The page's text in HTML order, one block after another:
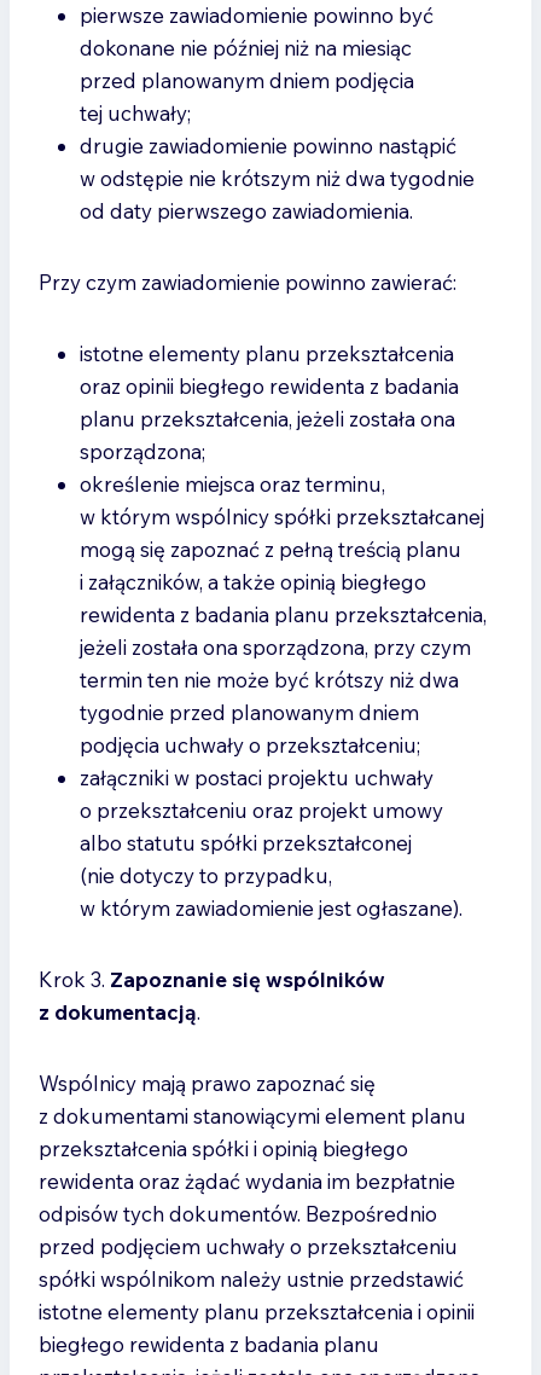
pierwsze zawiadomienie powinno być
dokonane nie później niż na miesiąc
przed planowanym dniem podjęcia
tej uchwały;
drugie zawiadomienie powinno nastąpić
w odstępie nie krótszym niż dwa tygodnie
od daty pierwszego zawiadomienia.
Przy czym zawiadomienie powinno zawierać:
istotne elementy planu przekształcenia
oraz opinii biegłego rewidenta z badania
planu przekształcenia, jeżeli została ona
sporządzona;
określenie miejsca oraz terminu,
w którym wspólnicy spółki przekształcanej
mogą się zapoznać z pełną treścią planu
i załączników, a także opinią biegłego
rewidenta z badania planu przekształcenia,
jeżeli została ona sporządzona, przy czym
termin ten nie może być krótszy niż dwa
tygodnie przed planowanym dniem
podjęcia uchwały o przekształceniu;
załączniki w postaci projektu uchwały
o przekształceniu oraz projekt umowy
albo statutu spółki przekształconej
(nie dotyczy to przypadku,
w którym zawiadomienie jest ogłaszane).
Krok 3. Zapoznanie się wspólników
z dokumentacją.
Wspólnicy mają prawo zapoznać się
z dokumentami stanowiącymi element planu
przekształcenia spółki i opinią biegłego
rewidenta oraz żądać wydania im bezpłatnie
odpisów tych dokumentów. Bezpośrednio
przed podjęciem uchwały o przekształceniu
spółki wspólnikom należy ustnie przedstawić
istotne elementy planu przekształcenia i opinii
biegłego rewidenta z badania planu